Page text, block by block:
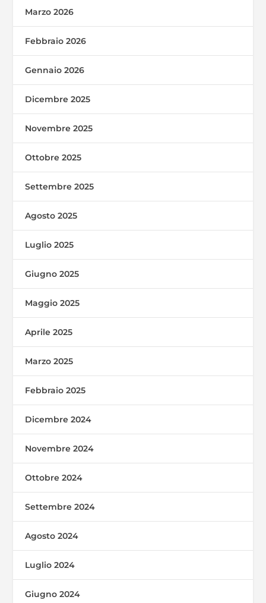
Marzo 2026
Febbraio 2026
Gennaio 2026
Dicembre 2025
Novembre 2025
Ottobre 2025
Settembre 2025
Agosto 2025
Luglio 2025
Giugno 2025
Maggio 2025
Aprile 2025
Marzo 2025
Febbraio 2025
Dicembre 2024
Novembre 2024
Ottobre 2024
Settembre 2024
Agosto 2024
Luglio 2024
Giugno 2024